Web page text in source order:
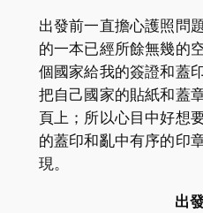
出發前一直擔心護照問
的一本已經所餘無幾的
個國家給我的簽證和蓋
把自己國家的貼紙和蓋
頁上；所以心目中好想
的蓋印和亂中有序的印
現。
出